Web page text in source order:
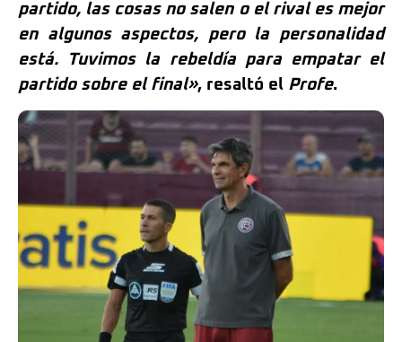
partido, las cosas no salen o el rival es mejor
en algunos aspectos, pero la personalidad
está. Tuvimos la rebeldía para empatar el
partido sobre el final», resaltó el Profe.